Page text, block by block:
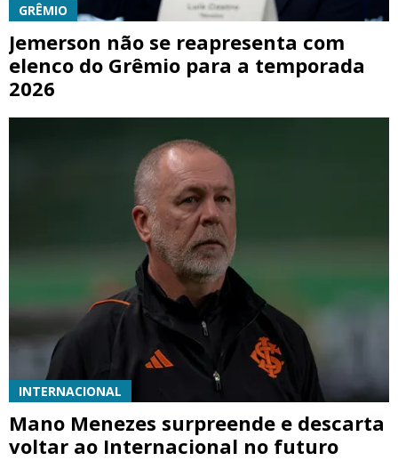
GRÊMIO
Jemerson não se reapresenta com
elenco do Grêmio para a temporada
2026
INTERNACIONAL
Mano Menezes surpreende e descarta
voltar ao Internacional no futuro